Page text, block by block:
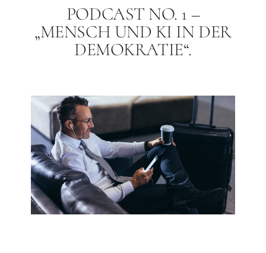
PODCAST NO. 1 –
„MENSCH UND KI IN DER
DEMOKRATIE“.